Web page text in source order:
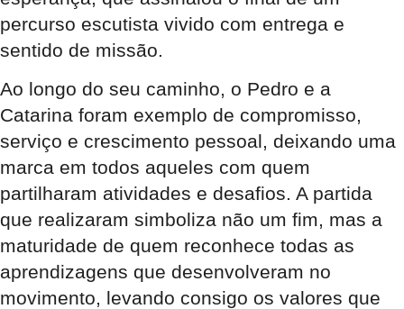
percurso escutista vivido com entrega e
sentido de missão.
Ao longo do seu caminho, o Pedro e a
Catarina foram exemplo de compromisso,
serviço e crescimento pessoal, deixando uma
marca em todos aqueles com quem
partilharam atividades e desafios. A partida
que realizaram simboliza não um fim, mas a
maturidade de quem reconhece todas as
aprendizagens que desenvolveram no
movimento, levando consigo os valores que